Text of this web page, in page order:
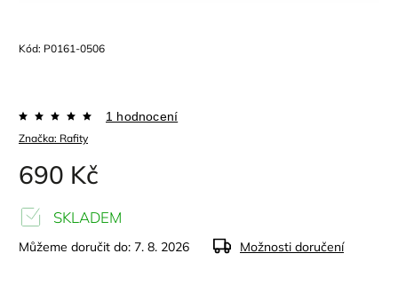
Kód: P0161-0506
Značka: Rafity
1 hodnocení
690 Kč
SKLADEM
Můžeme doručit do: 7. 8. 2026 Možnosti doručení